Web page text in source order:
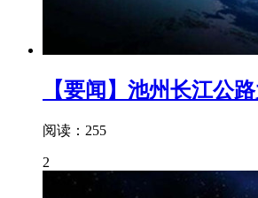
【要闻】池州长江公
阅读：255
2